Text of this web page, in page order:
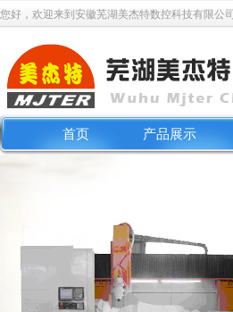
您好，欢迎来到安徽芜湖美杰特数控科技有限公
首页 产品展示